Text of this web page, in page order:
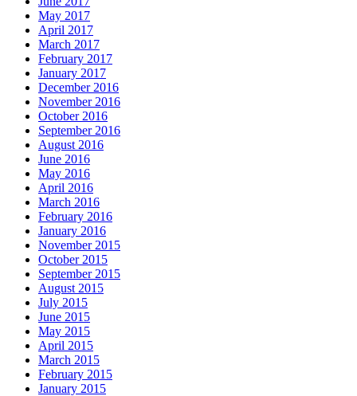
May 2017
April 2017
March 2017
February 2017
January 2017
December 2016
November 2016
October 2016
September 2016
August 2016
June 2016
May 2016
April 2016
March 2016
February 2016
January 2016
November 2015
October 2015
September 2015
August 2015
July 2015
June 2015
May 2015
April 2015
March 2015
February 2015
January 2015